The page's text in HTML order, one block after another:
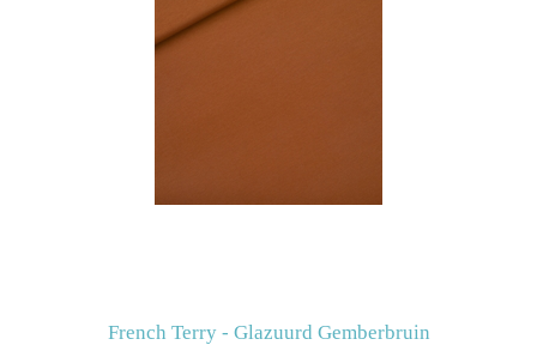
French Terry - Glazuurd Gemberbruin